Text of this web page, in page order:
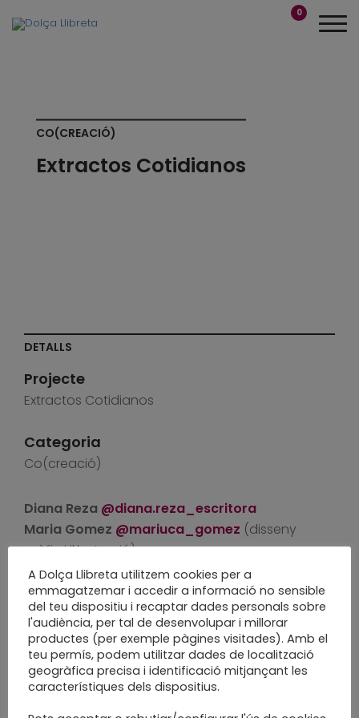
0
CO(CREACIÓ)
Extractos Cotidianos
DETALLS
Projecte
Extractos Cotidianos
Categoria
Co(creació)
Diana Reza @diana.reza_escritora
Maria Gomez @mariuca_gomez (disseny
gràfic i il.lustració)
Marta Soley@dolsallibreta(disseny i
enquadernació)
Alma Reza@lospasosdegeria
Enquadernació i disseny d’un llibre de poesia de
Diana Reza. Projectes que omplen l’ànima.
Extractos Cotidianos és un petit i poètic llibre
A Dolça Llibreta utilitzem cookies per a
emmagatzemar i accedir a informació no sensible
del teu dispositiu i recaptar dades personals sobre
l'audiència, per tal de desenvolupar i millorar
productes (per exemple pàgines visitades). Amb el
teu permís, podem utilitzar dades de localització
geogràfica precisa i identificació mitjançant les
característiques dels dispositius.